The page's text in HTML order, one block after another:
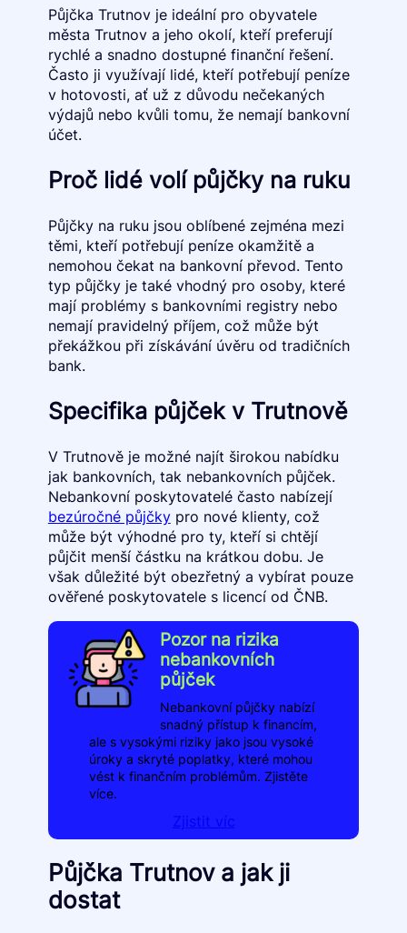
Půjčka Trutnov je ideální pro obyvatele
města Trutnov a jeho okolí, kteří preferují
rychlé a snadno dostupné finanční řešení.
Často ji využívají lidé, kteří potřebují peníze
v hotovosti, ať už z důvodu nečekaných
výdajů nebo kvůli tomu, že nemají bankovní
účet.
Proč lidé volí půjčky na ruku
Půjčky na ruku jsou oblíbené zejména mezi
těmi, kteří potřebují peníze okamžitě a
nemohou čekat na bankovní převod. Tento
typ půjčky je také vhodný pro osoby, které
mají problémy s bankovními registry nebo
nemají pravidelný příjem, což může být
překážkou při získávání úvěru od tradičních
bank.
Specifika půjček v Trutnově
V Trutnově je možné najít širokou nabídku
jak bankovních, tak nebankovních půjček.
Nebankovní poskytovatelé často nabízejí
bezúročné půjčkypro nové klienty, což
může být výhodné pro ty, kteří si chtějí
půjčit menší částku na krátkou dobu. Je
však důležité být obezřetný a vybírat pouze
ověřené poskytovatele s licencí od ČNB.
Pozor na rizika
nebankovních
půjček
Nebankovní půjčky nabízí
snadný přístup k financím,
ale s vysokými riziky jako jsou vysoké
úroky a skryté poplatky, které mohou
vést k finančním problémům. Zjistěte
více.
Zjistit víc
Půjčka Trutnov a jak ji
dostat